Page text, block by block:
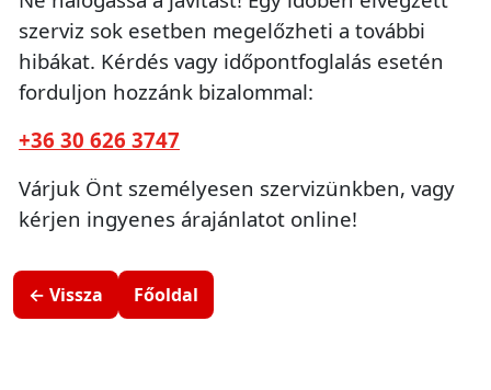
szerviz sok esetben megelőzheti a további
hibákat. Kérdés vagy időpontfoglalás esetén
forduljon hozzánk bizalommal:
+36 30 626 3747
Várjuk Önt személyesen szervizünkben, vagy
kérjen ingyenes árajánlatot online!
← Vissza Főoldal